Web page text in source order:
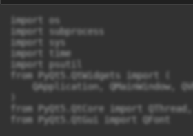
import os
import subprocess
import sys
import time
import psutil
from PyQt5.QtWidgets import (
QApplication, QMainWindow,
from PyQt5.QtCore import
from PyQt5.QtGui import QFont